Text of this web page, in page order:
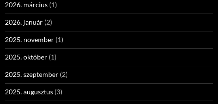
2026. március (1)
2026. január (2)
2025. november (1)
2025. október (1)
2025. szeptember (2)
2025. augusztus (3)